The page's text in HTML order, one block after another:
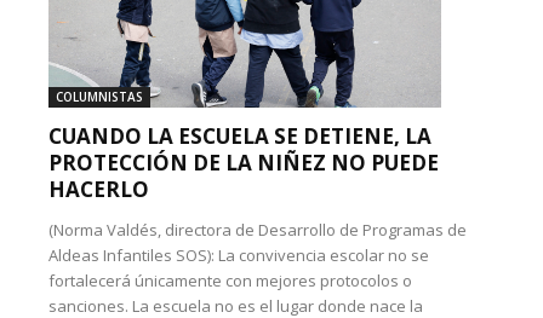
COLUMNISTAS
CUANDO LA ESCUELA SE DETIENE, LA
PROTECCIÓN DE LA NIÑEZ NO PUEDE
HACERLO
(Norma Valdés, directora de Desarrollo de Programas de
Aldeas Infantiles SOS): La convivencia escolar no se
fortalecerá únicamente con mejores protocolos o
sanciones. La escuela no es el lugar donde nace la